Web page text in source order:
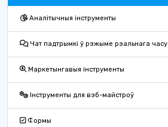
Аналітычныя інструменты
Чат падтрымкі ў рэжыме рэальнага часу
Маркетынгавыя інструменты
Інструменты для вэб-майстроў
Формы